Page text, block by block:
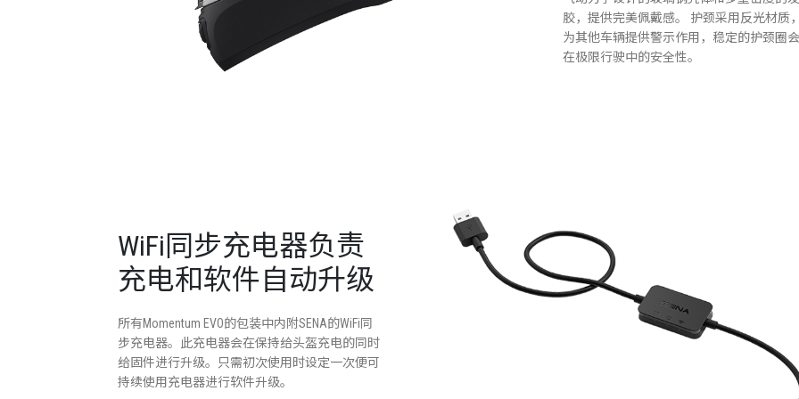
胶，提供完美佩戴感。 护颈采用反光材质
为其他车辆提供警示作用，稳定的护颈圈
在极限行驶中的安全性。
WiFi同步充电器负责
充电和软件自动升级
所有Momentum EVO的包装中内附SENA的WiFi同
步充电器。此充电器会在保持给头盔充电的同时
给固件进行升级。只需初次使用时设定一次便可
持续使用充电器进行软件升级。